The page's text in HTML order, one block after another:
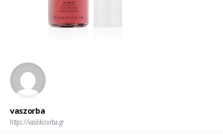
vaszorba
https://vasilikizorba.gr